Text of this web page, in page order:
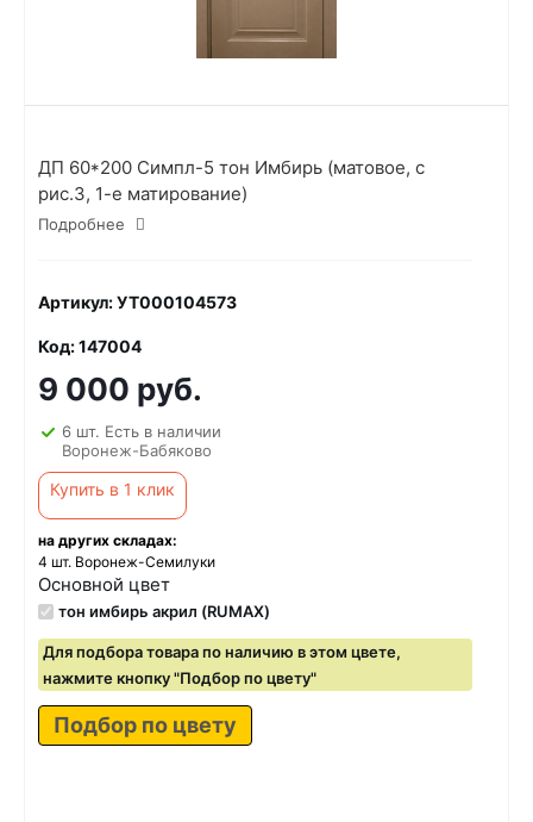
ДП 60*200 Симпл-5 тон Имбирь (матовое, с
рис.3, 1-е матирование)
Подробнее
Артикул: УТ000104573
Код: 147004
9 000 руб.
6 шт. Есть в наличии
Воронеж-Бабяково
Купить в 1 клик
на других складах:
4 шт. Воронеж-Семилуки
Основной цвет
тон имбирь акрил (RUMAX)
Для подбора товара по наличию в этом цвете,
нажмите кнопку "Подбор по цвету"
Подбор по цвету